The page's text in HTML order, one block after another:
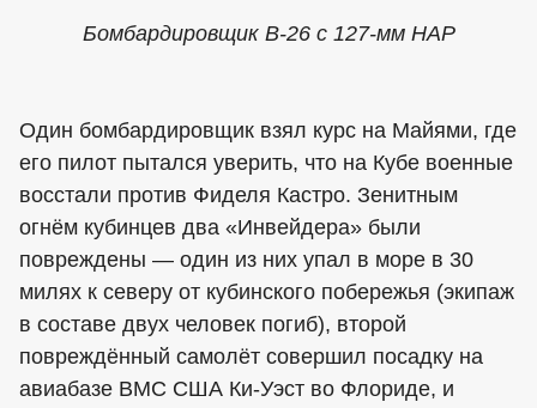
Бомбардировщик В-26 с 127-мм НАР
Один бомбардировщик взял курс на Майями, где
его пилот пытался уверить, что на Кубе военные
восстали против Фиделя Кастро. Зенитным
огнём кубинцев два «Инвейдера» были
повреждены — один из них упал в море в 30
милях к северу от кубинского побережья (экипаж
в составе двух человек погиб), второй
повреждённый самолёт совершил посадку на
авиабазе ВМС США Ки-Уэст во Флориде, и